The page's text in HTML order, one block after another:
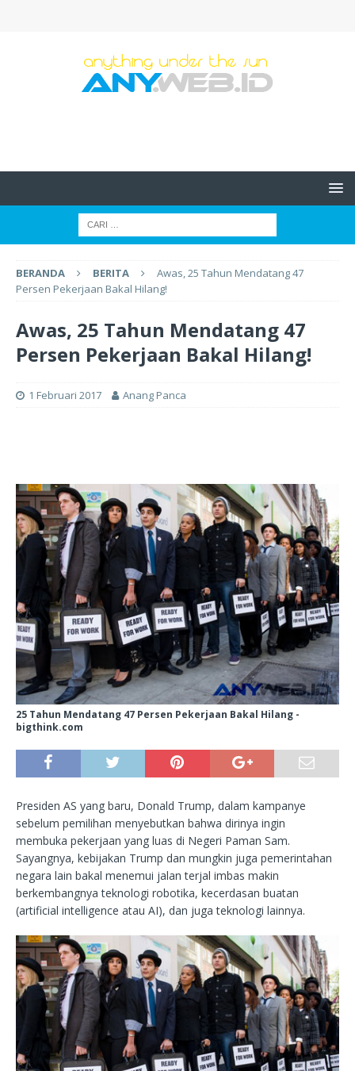
BERANDA BERITA
Awas, 25 Tahun Mendatang 47
Persen Pekerjaan Bakal Hilang!
Awas, 25 Tahun Mendatang 47
Persen Pekerjaan Bakal Hilang!
1 Februari 2017 Anang Panca
25 Tahun Mendatang 47 Persen Pekerjaan Bakal Hilang -
bigthink.com
Presiden AS yang baru, Donald Trump, dalam kampanye
sebelum pemilihan menyebutkan bahwa dirinya ingin
membuka pekerjaan yang luas di Negeri Paman Sam.
Sayangnya, kebijakan Trump dan mungkin juga pemerintahan
negara lain bakal menemui jalan terjal imbas makin
berkembangnya teknologi robotika, kecerdasan buatan
(artificial intelligence atau AI), dan juga teknologi lainnya.